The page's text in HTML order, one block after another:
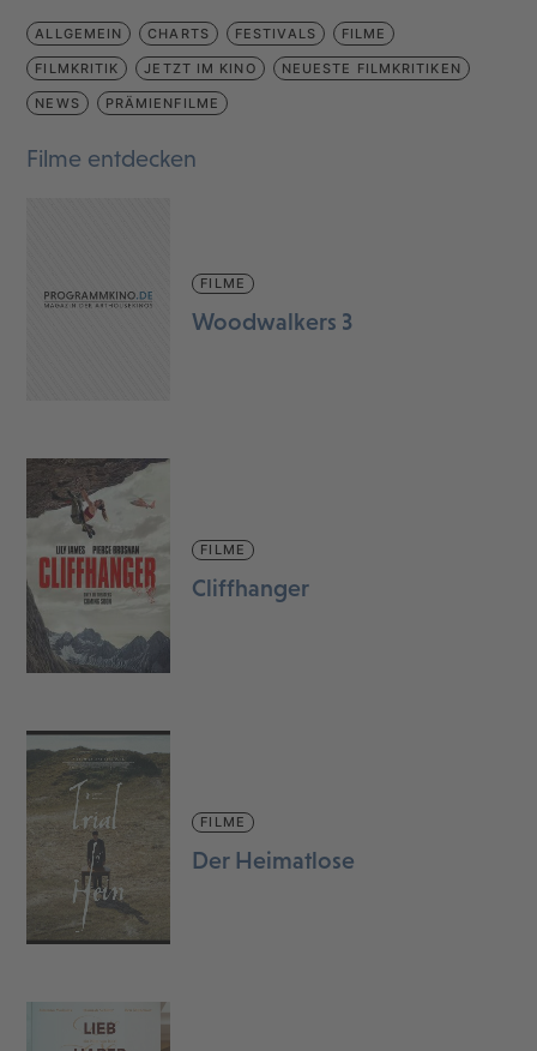
ALLGEMEIN CHARTS FESTIVALS FILME
FILMKRITIK JETZT IM KINO NEUESTE FILMKRITIKEN
NEWS PRÄMIENFILME
Filme entdecken
FILME
Woodwalkers 3
FILME
Cliffhanger
FILME
Der Heimatlose